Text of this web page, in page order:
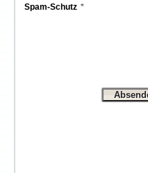
Spam-Schutz